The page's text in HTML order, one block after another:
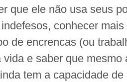
que ele não usa seus
conhecer
de encrencas (ou
vida e saber que mesmo
tem a capacidade de